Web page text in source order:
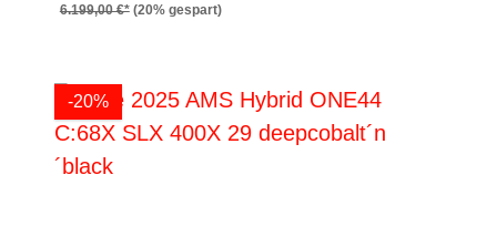
6.199,00 €* (20% gespart)
-20%